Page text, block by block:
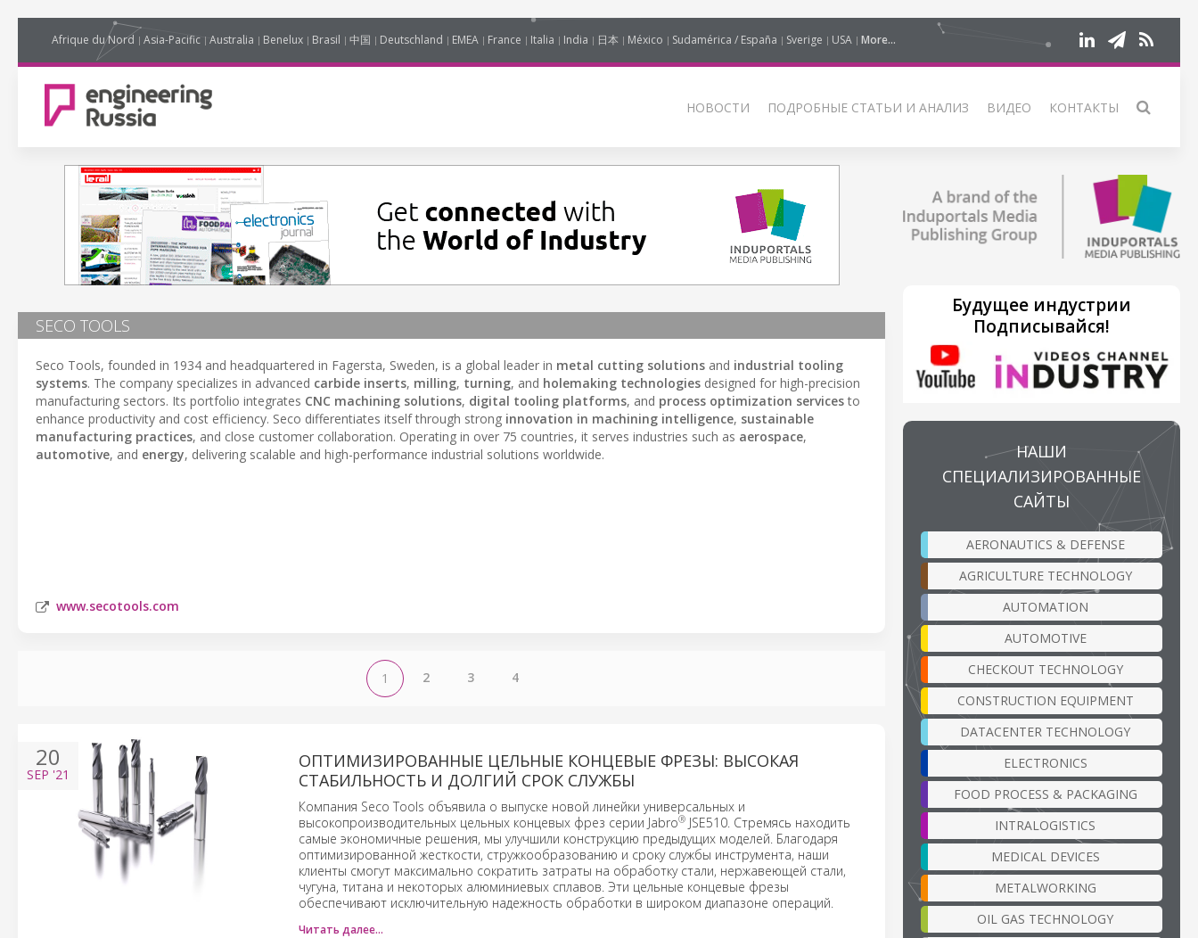
Afrique du Nord Asia-Pacific Australia Benelux Brasil 中国 Deutschland EMEA France Italia India 日本 México Sudamérica / España Sverige USA More...
НОВОСТИ ПОДРОБНЫЕ СТАТЬИ И АНАЛИЗ ВИДЕО КОНТАКТЫ
SECO TOOLS
Seco Tools, founded in 1934 and headquartered in Fagersta, Sweden, is a global leader in metal cutting solutions and industrial tooling
systems. The company specializes in advanced carbide inserts, milling, turning, and holemaking technologies designed for high-precision
manufacturing sectors. Its portfolio integrates CNC machining solutions, digital tooling platforms, and process optimization servicesto
enhance productivity and cost efficiency. Seco differentiates itself through strong innovation in machining intelligence, sustainable
manufacturing practices, and close customer collaboration. Operating in over 75 countries, it serves industries such as aerospace,
automotive, and energy, delivering scalable and high-performance industrial solutions worldwide.
www.secotools.com
1 2 3 4
20
SEP '21
ОПТИМИЗИРОВАННЫЕ ЦЕЛЬНЫЕ КОНЦЕВЫЕ ФРЕЗЫ: ВЫСОКАЯ
СТАБИЛЬНОСТЬ И ДОЛГИЙ СРОК СЛУЖБЫ
Компания Seco Tools объявила о выпуске новой линейки универсальных и
высокопроизводительных цельных концевых фрез серии Jabro®JSE510. Стремясь находить
самые экономичные решения, мы улучшили конструкцию предыдущих моделей. Благодаря
оптимизированной жесткости, стружкообразованию и сроку службы инструмента, наши
клиенты смогут максимально сократить затраты на обработку стали, нержавеющей стали,
чугуна, титана и некоторых алюминиевых сплавов. Эти цельные концевые фрезы
обеспечивают исключительную надежность обработки в широком диапазоне операций.
Читать далее…
Будущее индустрии
Подписывайся!
НАШИ
СПЕЦИАЛИЗИРОВАННЫЕ
САЙТЫ
AERONAUTICS & DEFENSE
AGRICULTURE TECHNOLOGY
AUTOMATION
AUTOMOTIVE
CHECKOUT TECHNOLOGY
CONSTRUCTION EQUIPMENT
DATACENTER TECHNOLOGY
ELECTRONICS
FOOD PROCESS & PACKAGING
INTRALOGISTICS
MEDICAL DEVICES
METALWORKING
OIL GAS TECHNOLOGY